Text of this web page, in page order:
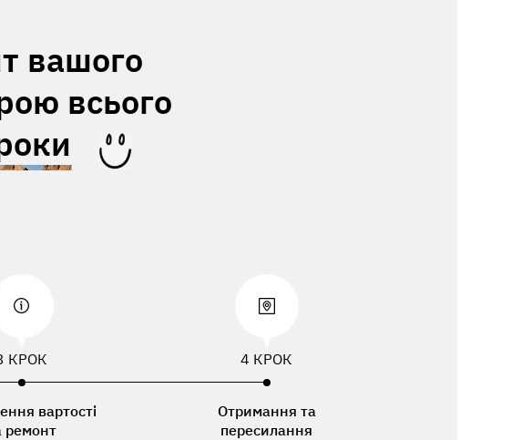
вашого
всього
КРОК
вартості
ремонт
4 КРОК
Отримання та
пересилання